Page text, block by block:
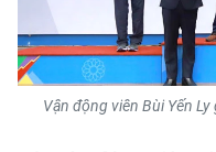
Media Du lịch
Media Thế giới
Vận động viên Bùi Yến